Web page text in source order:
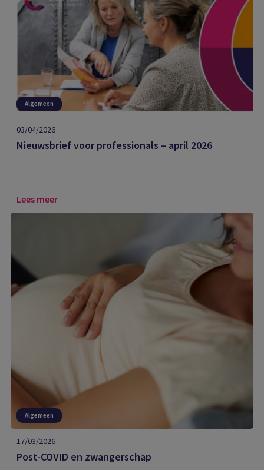
Algemeen
03/04/2026
Nieuwsbrief voor professionals – april 2026
Lees meer
Algemeen
17/03/2026
Post-COVID en zwangerschap